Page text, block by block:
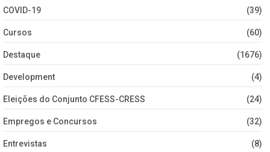
COVID-19 (39)
Cursos (60)
Destaque (1676)
Development (4)
Eleições do Conjunto CFESS-CRESS (24)
Empregos e Concursos (32)
Entrevistas (8)